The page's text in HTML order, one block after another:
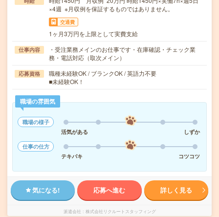
×4週 ※月収例を保証するものではありません。
交通費
1ヶ月3万円を上限として実費支給
仕事内容
・受注業務メインのお仕事です・在庫確認・チェック業
務・電話対応（取次メイン）
応募資格
職種未経験OK / ブランクOK / 英語力不要
■未経験OK！
職場の雰囲気
職場の様子
活気がある
しずか
仕事の仕方
テキパキ
コツコツ
気になる! 応募へ進む 詳しく見る
派遣会社 株式会社リクルートスタッフィング